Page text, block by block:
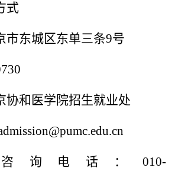
式
市东城区东单三条9号
协和医学院招生就业处
询电话： 010-